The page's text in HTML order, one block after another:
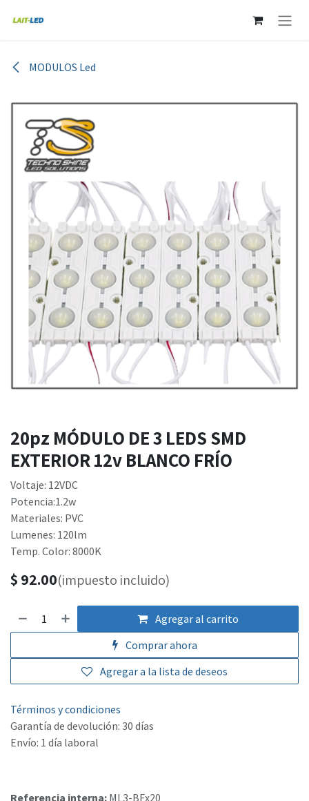
MODULOS Led
20pz MÓDULO DE 3 LEDS SMD
EXTERIOR 12v BLANCO FRÍO
Voltaje: 12VDC
Potencia:1.2w
Materiales: PVC
Lumenes: 120lm
Temp. Color: 8000K
$ 92.00(impuesto incluido)
Agregar al carrito
Comprar ahora
Agregar a la lista de deseos
Términos y condiciones
Garantía de devolución: 30 días
Envío: 1 día laboral
Referencia interna: ML3-BFx20